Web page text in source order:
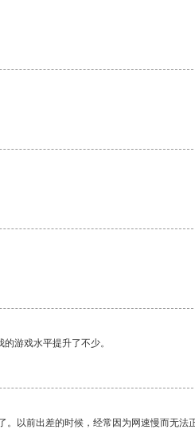
游戏水平提升了不少。
以前出差的时候，经常因为网速慢而无法